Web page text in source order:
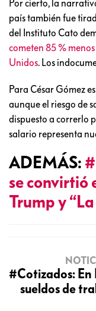
Por cierto, la
país también fue
del Instituto Cato
cometen 85 %
Unidos. Los
Para César Gómez
aunque el riesgo de
dispuesto a correrlo
salario representa
ADEMÁS:
se convirtió
Trump y
#Cotizados: En
sueldos de